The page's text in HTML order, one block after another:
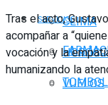
CLIMA
VUELOS
SERVICIOS
Tras el acto,
acompañar a
vocación y la
humanizando la